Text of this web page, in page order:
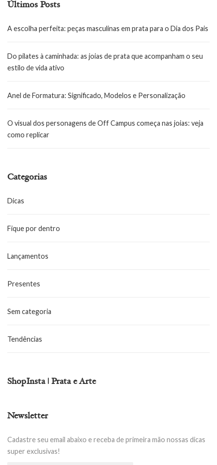
Últimos Posts
A escolha perfeita: peças masculinas em prata para o Dia dos Pais
Do pilates à caminhada: as joias de prata que acompanham o seu
estilo de vida ativo
Anel de Formatura: Significado, Modelos e Personalização
O visual dos personagens de Off Campus começa nas joias: veja
como replicar
Categorias
Dicas
Fique por dentro
Lançamentos
Presentes
Sem categoria
Tendências
ShopInsta | Prata e Arte
Newsletter
Cadastre seu email abaixo e receba de primeira mão nossas dicas
super exclusivas!